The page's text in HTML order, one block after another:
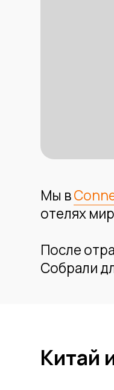
Мы в
отелях
После
Собрали
развивают